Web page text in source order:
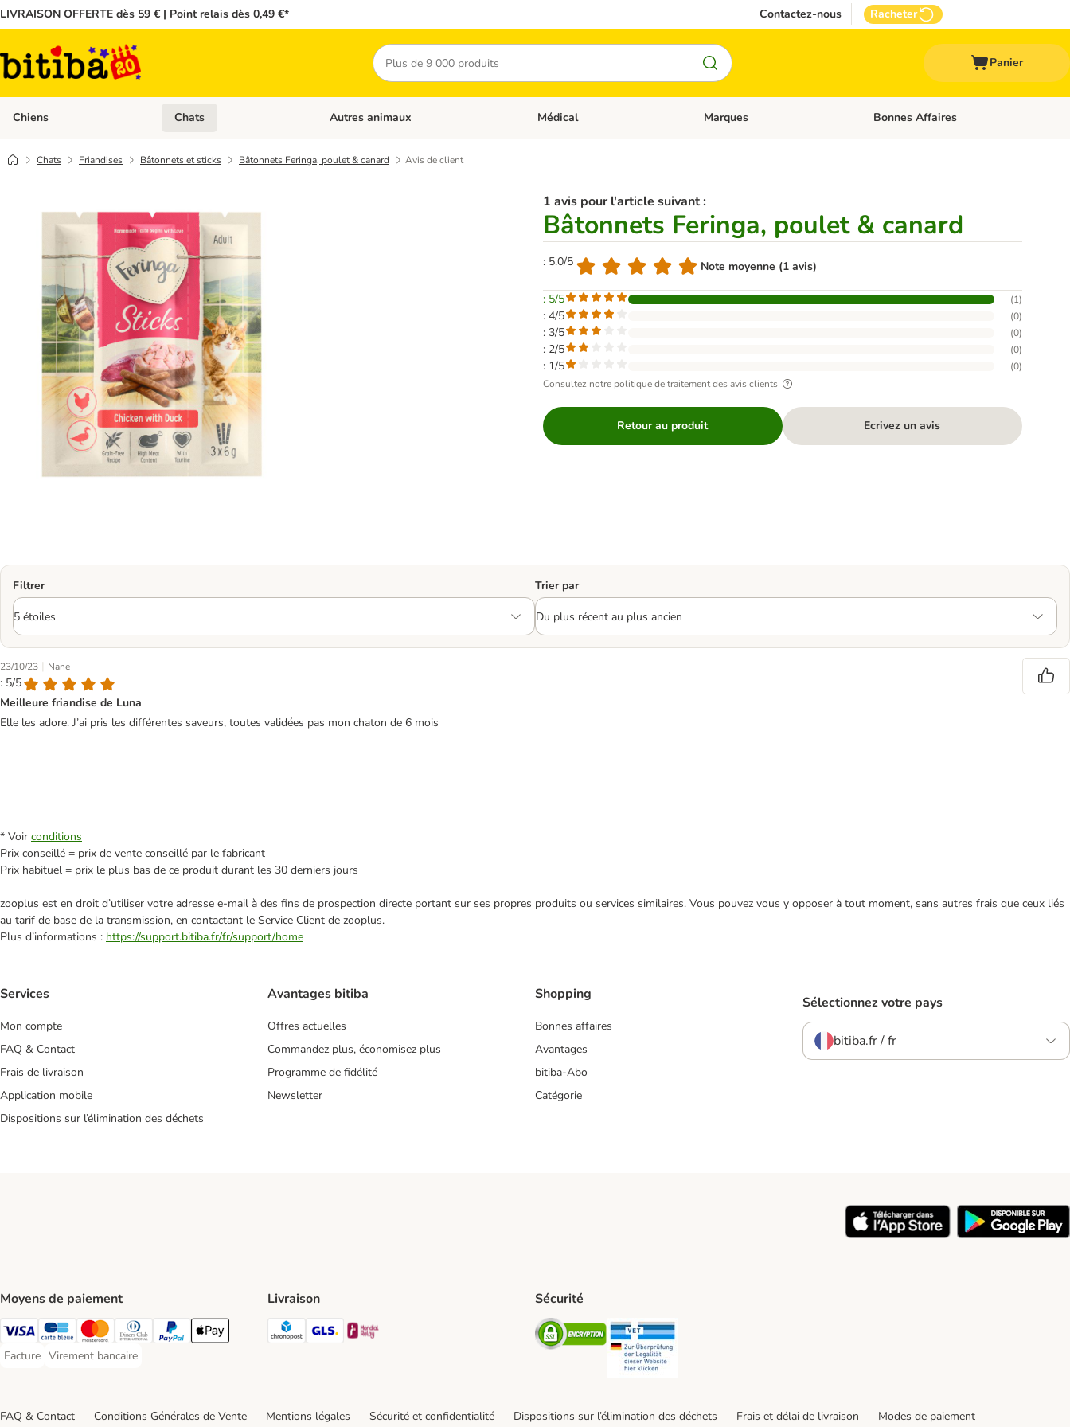
LIVRAISON OFFERTE dès 59 € | Point relais dès 0,49 €* Contactez-nous Racheter
Rechercher
Panier
Chiens Dérouler les catégories: Chiens
Chats Dérouler les catégories: Chats
Autres animaux Dérouler les catégories: Autres animaux
Médical Dérouler les catégories: Médical
Marques Dérouler les catégories: Marques
Bonnes Affaires
Chats Friandises Bâtonnets et sticks Bâtonnets Feringa, poulet & canard Avis de client
1 avis pour l'article suivant :
Bâtonnets Feringa, poulet & canard
: 5.0/5 Note moyenne (1 avis)
: 5/5 (1)
: 4/5 (0)
: 3/5 (0)
: 2/5 (0)
: 1/5 (0)
Consultez notre politique de traitement des avis clients
Retour au produit Ecrivez un avis
Filtrer Trier par
23/10/23 | Nane
: 5/5
Meilleure friandise de Luna
Elle les adore. J’ai pris les différentes saveurs, toutes validées pas mon chaton de 6 mois
* Voir conditions
Prix conseillé = prix de vente conseillé par le fabricant
Prix habituel = prix le plus bas de ce produit durant les 30 derniers jours
zooplus est en droit d’utiliser votre adresse e‑mail à des fins de prospection directe portant sur ses propres produits ou services similaires. Vous pouvez vous y opposer à tout moment, sans autres frais que ceux liés
au tarif de base de la transmission, en contactant le Service Client de zooplus.
Plus d’informations : https://support.bitiba.fr/fr/support/home
Services
Mon compte
FAQ & Contact
Frais de livraison
Application mobile
Dispositions sur l’élimination des déchets
Avantages bitiba
Offres actuelles
Commandez plus, économisez plus
Programme de fidélité
Newsletter
Shopping
Bonnes affaires
Avantages
bitiba-Abo
Catégorie
Sélectionnez votre pays
bitiba.fr / fr
Moyens de paiement
Visa Payment Method
carte bleue Payment Method
Master Card Payment Method
Diners Club Payment Method
Paypal Payment Method
Apple Pay Payment Method
Facture
Facture Payment Method
Virement bancaire
Virement bancaire Payment Method
Livraison
Chronopost Shipping Method
GLS Shipping Method
Mondial relay Shipping Method
Sécurité
Security
FAQ & Contact Conditions Générales de Vente Mentions légales Sécurité et confidentialité Dispositions sur l’élimination des déchets Frais et délai de livraison Modes de paiement